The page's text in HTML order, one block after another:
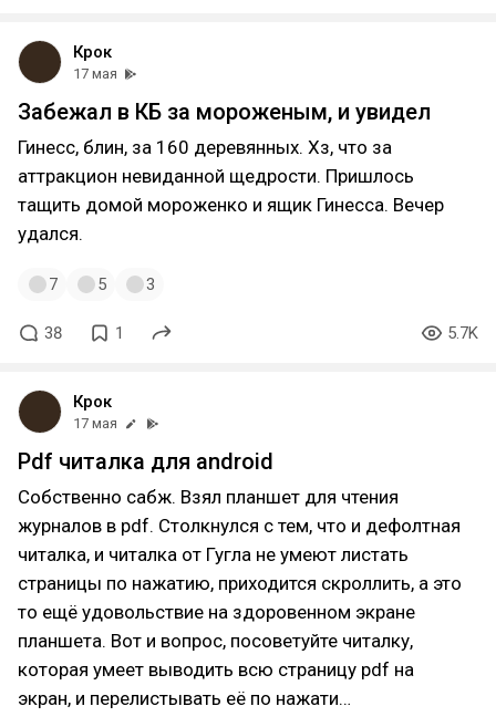
Крок
17 мая
Забежал в КБ за мороженым, и увидел
Гинесс, блин, за 160 деревянных. Хз, что за
аттракцион невиданной щедрости. Пришлось
тащить домой мороженко и ящик Гинесса. Вечер
удался.
7 5 3
38 1 5.7K
Крок
17 мая
Pdf читалка для android
Собственно сабж. Взял планшет для чтения
журналов в pdf. Столкнулся с тем, что и дефолтная
читалка, и читалка от Гугла не умеют листать
страницы по нажатию, приходится скроллить, а это
то ещё удовольствие на здоровенном экране
планшета. Вот и вопрос, посоветуйте читалку,
которая умеет выводить всю страницу pdf на
экран, и перелистывать её по нажати…